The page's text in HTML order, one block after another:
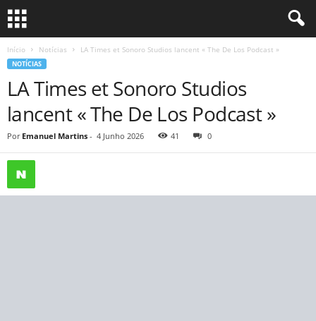
Início Notícias LA Times et Sonoro Studios lancent « The De Los Podcast »
NOTÍCIAS
LA Times et Sonoro Studios
lancent « The De Los Podcast »
Por Emanuel Martins - 4 Junho 2026 41 0